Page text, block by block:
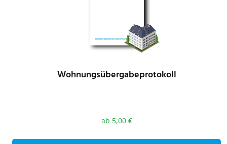
Wohnungsübergabeprotokoll
ab 5,00 €